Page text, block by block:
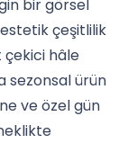
bir görsel
çeşitlilik
çekici hâle
sezonsal ürün
ve özel gün